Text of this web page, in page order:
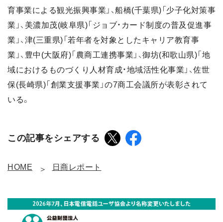
育事業による観光振興事業」、船橋(千葉県)「少子化対策事
業」、美濃加茂(岐阜県)「ジョブ・カード制度の普及促進事
業」、津(三重県)「若年者を対象としたキャリア教育事
業」、豊中(大阪府)「農商工連携事業」、御坊(和歌山県)「地
域におけるものづくり人材育成・地域活性化事業」、佐世
保(長崎県)「創業支援事業」の7商工会議所が表彰されて
いる。
この記事をシェアする
HOME 日商レポート